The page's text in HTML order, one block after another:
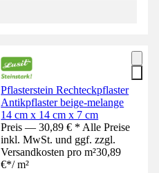
Pflasterstein Rechteckpflaster
Antikpflaster beige-melange
14 cm x 14 cm x 7 cm
Preis — 30,89 € * Alle Preise
inkl. MwSt. und ggf. zzgl.
Versandkosten pro m²30,89
€*/ m²